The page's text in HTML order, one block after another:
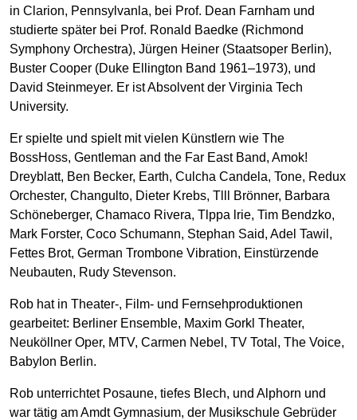
in Clarion, Pennsylvanla, bei Prof. Dean Farnham und
studierte später bei Prof. Ronald Baedke (Richmond
Symphony Orchestra), Jürgen Heiner (Staatsoper Berlin),
Buster Cooper (Duke Ellington Band 1961–1973), und
David Steinmeyer. Er ist Absolvent der Virginia Tech
University.
Er spielte und spielt mit vielen Künstlern wie The
BossHoss, Gentleman and the Far East Band, Amok!
Dreyblatt, Ben Becker, Earth, Culcha Candela, Tone, Redux
Orchester, Changulto, Dieter Krebs, Tlll Brönner, Barbara
Schöneberger, Chamaco Rivera, Tlppa lrie, Tim Bendzko,
Mark Forster, Coco Schumann, Stephan Said, Adel Tawil,
Fettes Brot, German Trombone Vibration, Einstürzende
Neubauten, Rudy Stevenson.
Rob hat in Theater-, Film- und Fernsehproduktionen
gearbeitet: Berliner Ensemble, Maxim Gorkl Theater,
Neuköllner Oper, MTV, Carmen Nebel, TV Total, The Voice,
Babylon Berlin.
Rob unterrichtet Posaune, tiefes Blech, und Alphorn und
war tätig am Amdt Gymnasium, der Musikschule Gebrüder